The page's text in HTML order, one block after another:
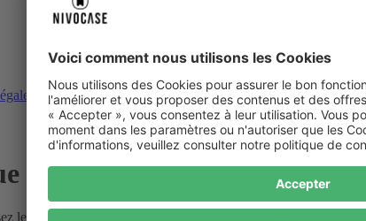
pour Xiaomi 17
le niveau de protection NIVOCASE adapté à votre style de vie.